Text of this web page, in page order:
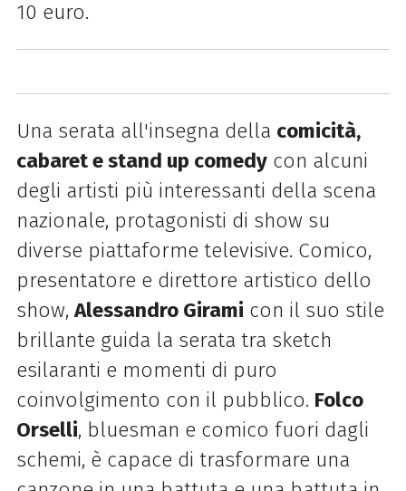
10 euro.
Una serata all'insegna della comicità,
cabaret e stand up comedycon alcuni
degli artisti più interessanti della scena
nazionale, protagonisti di show su
diverse piattaforme televisive. Comico,
presentatore e direttore artistico dello
show,Alessandro Girami con il suo stile
brillante guida la serata tra sketch
esilaranti e momenti di puro
coinvolgimento con il pubblico. Folco
Orselli, bluesman e comico fuori dagli
schemi, è capace di trasformare una